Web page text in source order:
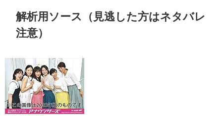
解析用ソース（見逃した方はネタバレ
注意）